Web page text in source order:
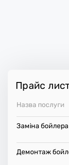
Прайс
Назва послуги
Заміна бойлера
Демонтаж